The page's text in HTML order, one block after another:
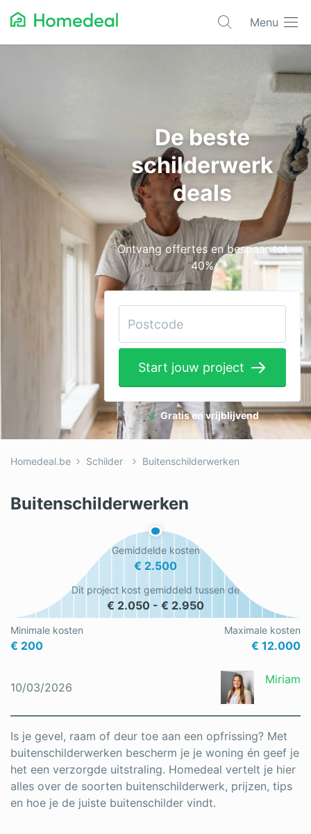
Menu
Architect
Bestrating
Cv-ketels
Hekwerken
Hovenier
Isolatie
Loodgieter
Rolluiken
Schilder
Schrijnwerker
Vloeren
Vochtbestrijding
Warmtepomp
De beste
schilderwerk
deals
Ontvang offertes en bespaar tot
40%
Start jouw project
Gratis en vrijblijvend
Homedeal.be Schilder Buitenschilderwerken
Buitenschilderwerken
Minimale kosten
€ 200
Gemiddelde kosten
€ 2.500
Maximale kosten
€ 12.000
Dit project kost gemiddeld tussen de
€ 2.050 - € 2.950
10/03/2026
Miriam
Is je gevel, raam of deur toe aan een opfrissing? Met
buitenschilderwerken bescherm je je woning én geef je
het een verzorgde uitstraling. Homedeal vertelt je hier
alles over de soorten buitenschilderwerk, prijzen, tips
en hoe je de juiste buitenschilder vindt.